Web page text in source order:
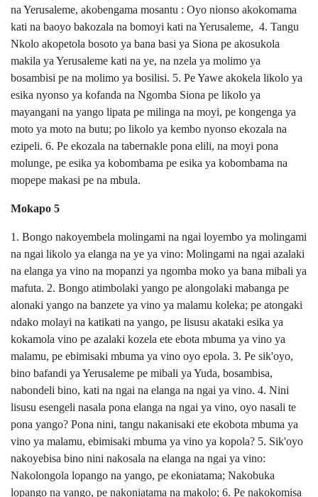
na Yerusaleme, akobengama mosantu : Oyo nionso akokomama
kati na baoyo bakozala na bomoyi kati na Yerusaleme, 4. Tangu
Nkolo akopetola bosoto ya bana basi ya Siona pe akosukola
makila ya Yerusaleme kati na ye, na nzela ya molimo ya
bosambisi pe na molimo ya bosilisi. 5. Pe Yawe akokela likolo ya
esika nyonso ya kofanda na Ngomba Siona pe likolo ya
mayangani na yango lipata pe milinga na moyi, pe kongenga ya
moto ya moto na butu; po likolo ya kembo nyonso ekozala na
ezipeli. 6. Pe ekozala na tabernakle pona elili, na moyi pona
molunge, pe esika ya kobombama pe esika ya kobombama na
mopepe makasi pe na mbula.
Mokapo 5
1. Bongo nakoyembela molingami na ngai loyembo ya molingami
na ngai likolo ya elanga na ye ya vino: Molingami na ngai azalaki
na elanga ya vino na mopanzi ya ngomba moko ya bana mibali ya
mafuta. 2. Bongo atimbolaki yango pe alongolaki mabanga pe
alonaki yango na banzete ya vino ya malamu koleka; pe atongaki
ndako molayi na katikati na yango, pe lisusu akataki esika ya
kokamola vino pe azalaki kozela ete ebota mbuma ya vino ya
malamu, pe ebimisaki mbuma ya vino oyo epola. 3. Pe sik'oyo,
bino bafandi ya Yerusaleme pe mibali ya Yuda, bosambisa,
nabondeli bino, kati na ngai na elanga na ngai ya vino. 4. Nini
lisusu esengeli nasala pona elanga na ngai ya vino, oyo nasali te
pona yango? Pona nini, tangu nakanisaki ete ekobota mbuma ya
vino ya malamu, ebimisaki mbuma ya vino ya kopola? 5. Sik'oyo
nakoyebisa bino nini nakosala na elanga na ngai ya vino:
Nakolongola lopango na yango, pe ekoniatama; Nakobuka
lopango na yango, pe nakoniatama na makolo; 6. Pe nakokomisa